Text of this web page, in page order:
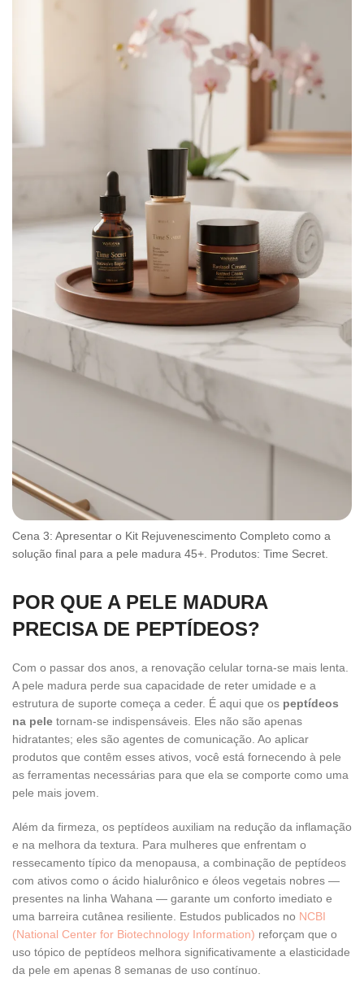
Cena 3: Apresentar o Kit Rejuvenescimento Completo como a
solução final para a pele madura 45+. Produtos: Time Secret.
POR QUE A PELE MADURA
PRECISA DE PEPTÍDEOS?
Com o passar dos anos, a renovação celular torna-se mais lenta.
A pele madura perde sua capacidade de reter umidade e a
estrutura de suporte começa a ceder. É aqui que os peptídeos
na pele tornam-se indispensáveis. Eles não são apenas
hidratantes; eles são agentes de comunicação. Ao aplicar
produtos que contêm esses ativos, você está fornecendo à pele
as ferramentas necessárias para que ela se comporte como uma
pele mais jovem.
Além da firmeza, os peptídeos auxiliam na redução da inflamação
e na melhora da textura. Para mulheres que enfrentam o
ressecamento típico da menopausa, a combinação de peptídeos
com ativos como o ácido hialurônico e óleos vegetais nobres —
presentes na linha Wahana — garante um conforto imediato e
uma barreira cutânea resiliente. Estudos publicados no NCBI
(National Center for Biotechnology Information) reforçam que o
uso tópico de peptídeos melhora significativamente a elasticidade
da pele em apenas 8 semanas de uso contínuo.